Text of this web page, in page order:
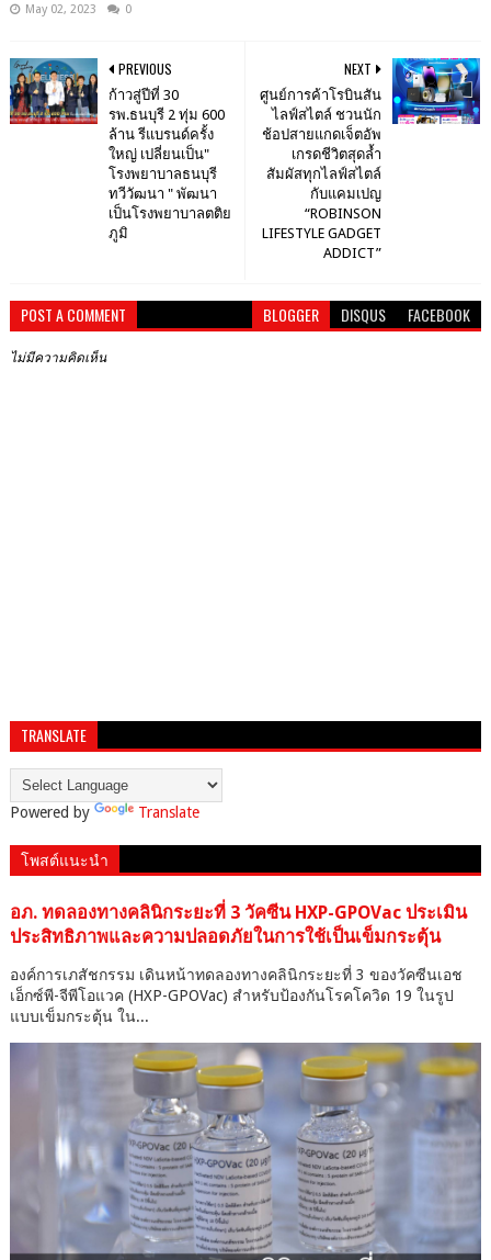
May 02, 2023 0
NEXT
ศูนย์การค้าโรบินสัน
ไลฟ์สไตล์ ชวนนัก
ช้อปสายแกดเจ็ตอัพ
เกรดชีวิตสุดล้ำ
สัมผัสทุกไลฟ์สไตล์
กับแคมเปญ
“ROBINSON
LIFESTYLE GADGET
ADDICT”
PREVIOUS
ก้าวสู่ปีที่ 30
รพ.ธนบุรี 2 ทุ่ม 600
ล้าน รีแบรนด์ครั้ง
ใหญ่ เปลี่ยนเป็น"
โรงพยาบาลธนบุรี
ทวีวัฒนา " พัฒนา
เป็นโรงพยาบาลตติย
ภูมิ
POST A COMMENT BLOGGER DISQUS FACEBOOK
ไม่มีความคิดเห็น
TRANSLATE
Powered by Translate
โพสต์แนะนำ
อภ. ทดลองทางคลินิกระยะที่ 3 วัคซีน HXP-GPOVac ประเมิน
ประสิทธิภาพและความปลอดภัยในการใช้เป็นเข็มกระตุ้น
องค์การเภสัชกรรม เดินหน้าทดลองทางคลินิกระยะที่ 3 ของวัคซีนเอช
เอ็กซ์พี-จีพีโอแวค (HXP-GPOVac) สำหรับป้องกันโรคโควิด 19 ในรูป
แบบเข็มกระตุ้น ใน...